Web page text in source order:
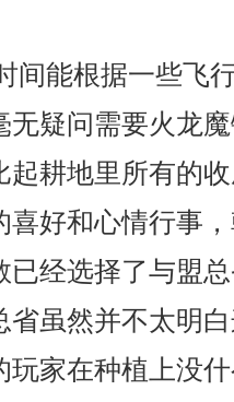
间能根据一些飞
无疑问需要火龙
起耕地里所有的
喜好和心情行事
已经选择了与盟
省虽然并不太明
玩家在种植上没